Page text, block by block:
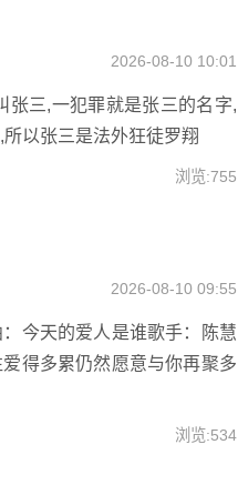
2026-08-10 10:01
张三,一犯罪就是张三的名字,
以张三是法外狂徒罗翔
浏览:755
2026-08-10 09:55
今天的爱人是谁歌手：陈慧
得多累仍然愿意与你再聚多
浏览:534